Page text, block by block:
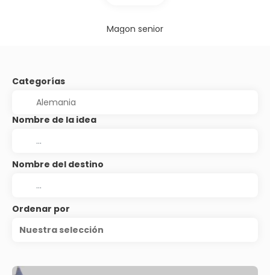
Magon senior
Categorías
Nombre de la idea
Nombre del destino
Ordenar por
Nuestra selección